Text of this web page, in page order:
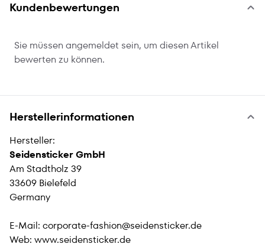
Kundenbewertungen
Sie müssen angemeldet sein, um diesen Artikel
bewerten zu können.
Herstellerinformationen
Hersteller:
Seidensticker GmbH
Am Stadtholz 39
33609 Bielefeld
Germany
E-Mail: corporate-fashion@seidensticker.de
Web: www.seidensticker.de